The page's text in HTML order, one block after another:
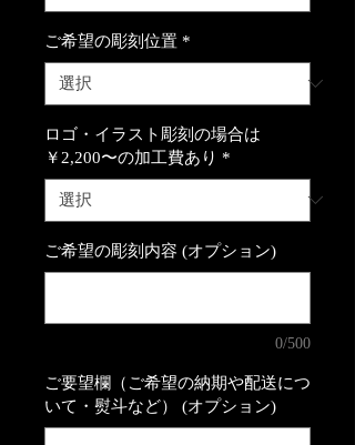
ご希望の彫刻位置 *
ロゴ・イラスト彫刻の場合は
￥2,200〜の加工費あり *
ご希望の彫刻内容 (オプション)
0/500
ご要望欄（ご希望の納期や配送につ
いて・熨斗など） (オプション)